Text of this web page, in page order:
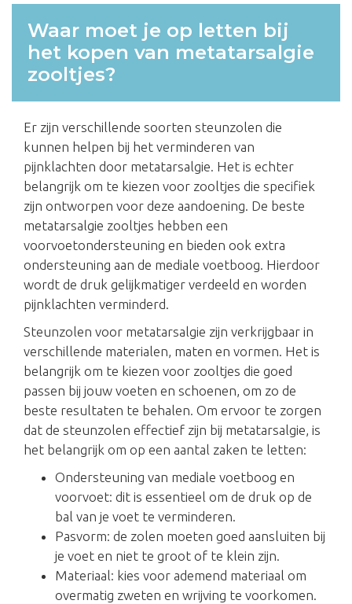
Waar moet je op letten bij
het kopen van metatarsalgie
zooltjes?
Er zijn verschillende soorten steunzolen die
kunnen helpen bij het verminderen van
pijnklachten door metatarsalgie. Het is echter
belangrijk om te kiezen voor zooltjes die specifiek
zijn ontworpen voor deze aandoening. De beste
metatarsalgie zooltjes hebben een
voorvoetondersteuning en bieden ook extra
ondersteuning aan de mediale voetboog. Hierdoor
wordt de druk gelijkmatiger verdeeld en worden
pijnklachten verminderd.
Steunzolen voor metatarsalgie zijn verkrijgbaar in
verschillende materialen, maten en vormen. Het is
belangrijk om te kiezen voor zooltjes die goed
passen bij jouw voeten en schoenen, om zo de
beste resultaten te behalen. Om ervoor te zorgen
dat de steunzolen effectief zijn bij metatarsalgie, is
het belangrijk om op een aantal zaken te letten:
Ondersteuning van mediale voetboog en
voorvoet: dit is essentieel om de druk op de
bal van je voet te verminderen.
Pasvorm: de zolen moeten goed aansluiten bij
je voet en niet te groot of te klein zijn.
Materiaal: kies voor ademend materiaal om
overmatig zweten en wrijving te voorkomen.